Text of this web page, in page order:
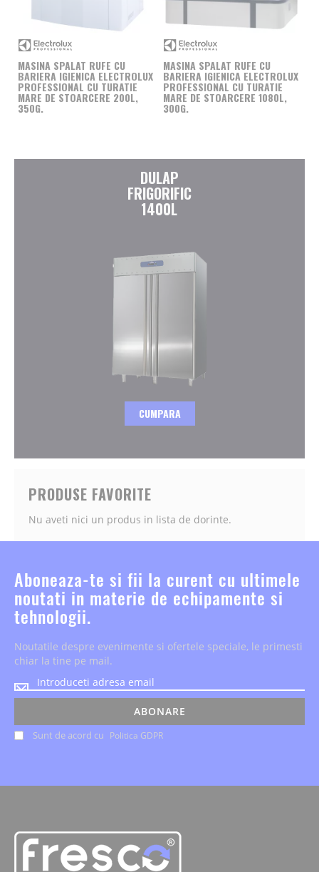
MASINA SPALAT RUFE CU
BARIERA IGIENICA ELECTROLUX
PROFESSIONAL CU TURATIE
MARE DE STOARCERE 200L,
350G.
MASINA SPALAT RUFE CU
BARIERA IGIENICA ELECTROLUX
PROFESSIONAL CU TURATIE
MARE DE STOARCERE 1080L,
300G.
DULAP
FRIGORIFIC
1400L
CUMPARA
PRODUSE FAVORITE
Nu aveti nici un produs in lista de dorinte.
Aboneaza-te si fii la curent cu ultimele
noutati in materie de echipamente si
tehnologii.
Noutatile despre evenimente si ofertele speciale, le primesti
chiar la tine pe mail.
Noutatile
despre
si
ofertele
pe
mail.
Sunt de acord cu Politica GDPR
ABONARE